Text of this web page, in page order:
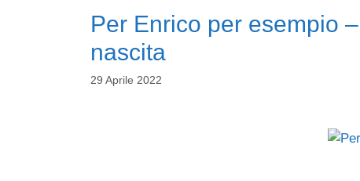
Per Enrico per esempio
nascita
29 Aprile 2022